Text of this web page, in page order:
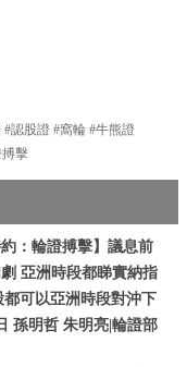
#認股證 #窩輪 #牛熊證
搏擊
約：輪證搏擊】議息前
亞洲時段都睇實納指
都可以亞洲時段對沖下
孫明哲 朱明亮|輪證部